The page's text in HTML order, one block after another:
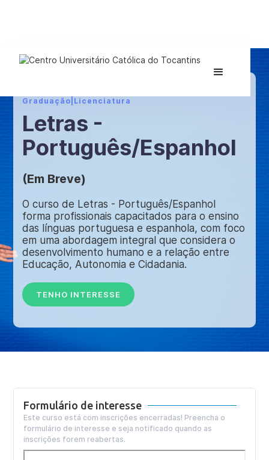
Graduação Licenciatura
Letras -
Português/Espanhol
(Em Breve)
O curso de Letras - Português/Espanhol
forma profissionais capacitados para o ensino
das línguas portuguesa e espanhola, com foco
em uma abordagem integral que considera o
desenvolvimento humano e a relação entre
Educação, Autonomia e Cidadania.
TENHO INTERESSE
Formulário de interesse
Este curso está com inscrições encerradas! Preencha o
formulário de interesse e seja notificado quando as
inscrições forem reabertas.